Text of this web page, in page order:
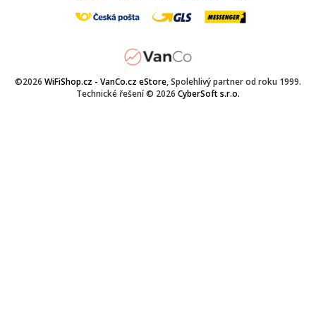
©2026 WiFiShop.cz - VanCo.cz eStore, Spolehlivý partner od roku 1999.
Technické řešení © 2026 CyberSoft s.r.o.